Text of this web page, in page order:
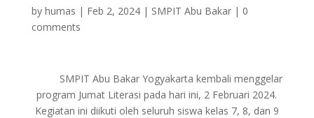
by humas | Feb 2, 2024| SMPIT Abu Bakar| 0
comments
SMPIT Abu Bakar Yogyakarta kembali menggelar
program Jumat Literasi pada hari ini, 2 Februari 2024.
Kegiatan ini diikuti oleh seluruh siswa kelas 7, 8, dan 9